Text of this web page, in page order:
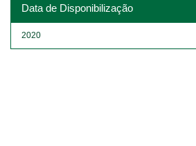
Data de Disponibilização
2020